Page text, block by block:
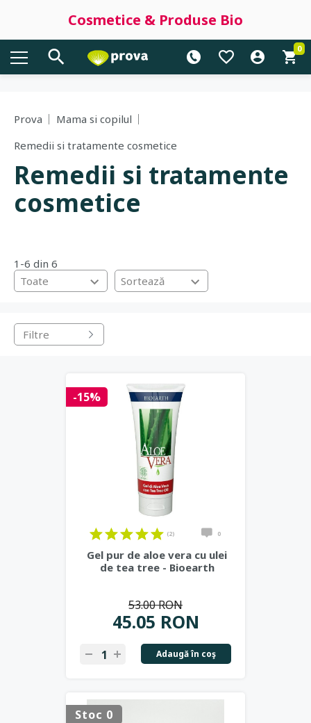
Cosmetice & Produse Bio
0
Prova
Mama si copilul
Remedii si tratamente cosmetice
Remedii si tratamente
cosmetice
1-6 din 6
Toate
Sortează
Filtre
-15%
(2) 0
Gel pur de aloe vera cu ulei
de tea tree - Bioearth
45.05 RON
53.00 RON
Adaugă în coş
Stoc 0